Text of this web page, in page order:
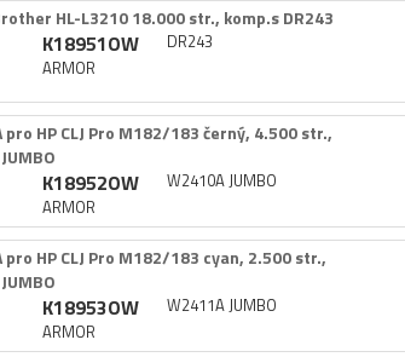
HL-​L3210 18.​000 str.​,​ komp.​s DR243
K18951OW
ARMOR
DR243
HP CLJ Pro M182/​183 černý,​ 4.​500 str.​,​
K18952OW
ARMOR
W2410A JUMBO
HP CLJ Pro M182/​183 cyan,​ 2.​500 str.​,​
K18953OW
ARMOR
W2411A JUMBO